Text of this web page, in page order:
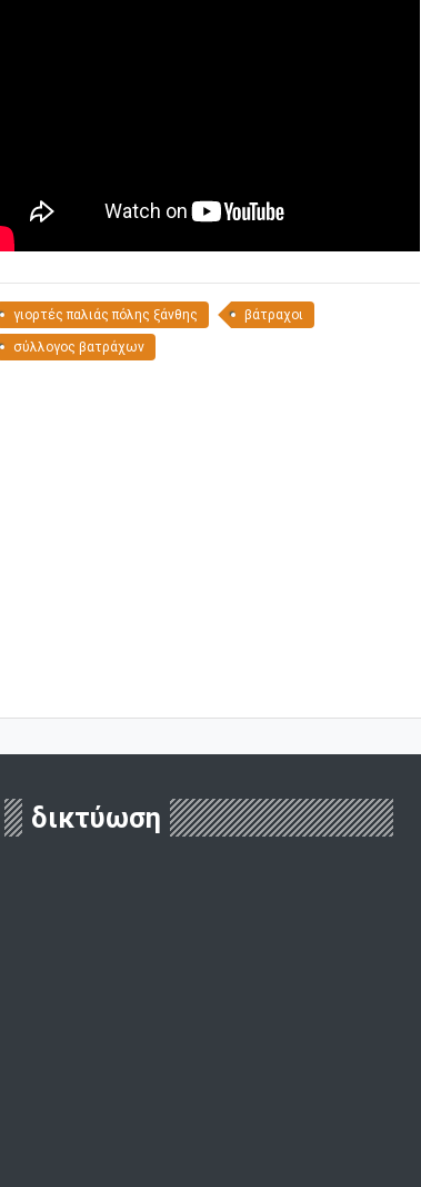
γιορτές παλιάς πόλης ξάνθης βάτραχοι
σύλλογος βατράχων
δικτύωση